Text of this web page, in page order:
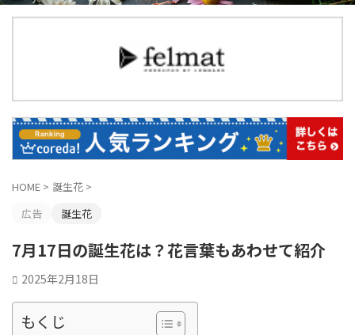
HOME > 誕生花 >
広告
誕生花
7月17日の誕生花は？花言葉もあわせて紹介
2025年2月18日
もくじ